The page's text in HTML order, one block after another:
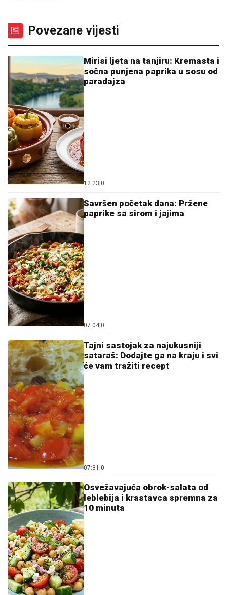
Povezane vijesti
Mirisi ljeta na tanjiru: Kremasta i
sočna punjena paprika u sosu od
paradajza
12:23 0
Savršen početak dana: Pržene
paprike sa sirom i jajima
07:04 0
Tajni sastojak za najukusniji
sataraš: Dodajte ga na kraju i svi
će vam tražiti recept
07:31 0
Osvežavajuća obrok-salata od
leblebija i krastavca spremna za
10 minuta